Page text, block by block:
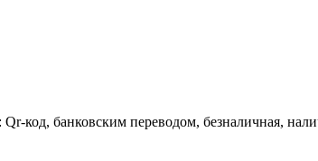
код, банковским переводом, безналичная,